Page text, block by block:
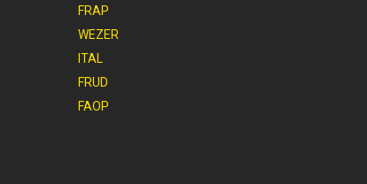
FRAP
WEZER
ITAL
FRUD
FAOP